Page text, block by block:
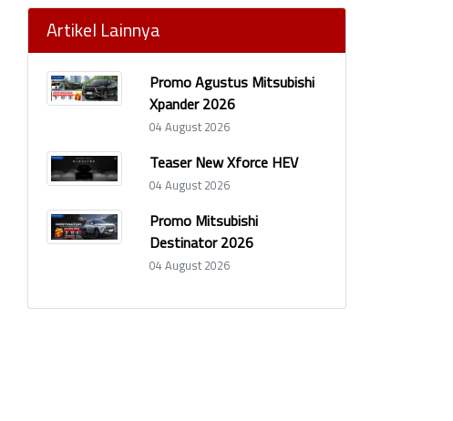
Artikel Lainnya
Promo Agustus Mitsubishi
Xpander 2026
04 August 2026
Teaser New Xforce HEV
04 August 2026
Promo Mitsubishi
Destinator 2026
04 August 2026